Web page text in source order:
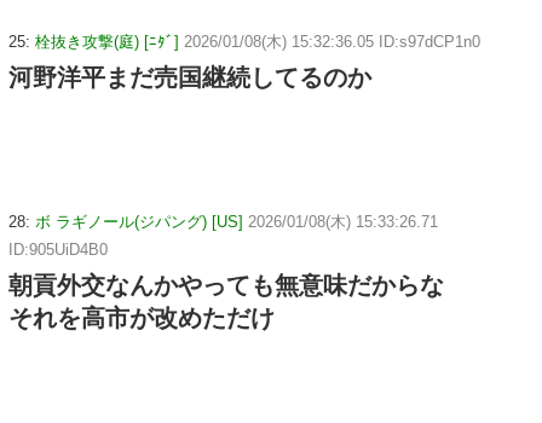
25: 栓抜き攻撃(庭) [ﾆﾀﾞ] 2026/01/08(木) 15:32:36.05 ID:s97dCP1n0
河野洋平まだ売国継続してるのか
28: ボ ラギノール(ジパング) [US] 2026/01/08(木) 15:33:26.71
ID:905UiD4B0
朝貢外交なんかやっても無意味だからな
それを高市が改めただけ